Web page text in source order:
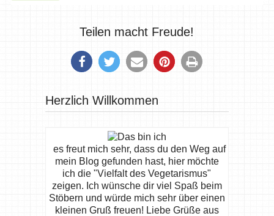
Teilen macht Freude!
Herzlich Willkommen
es freut mich sehr, dass du den Weg auf
mein Blog gefunden hast, hier möchte
ich die "Vielfalt des Vegetarismus"
zeigen. Ich wünsche dir viel Spaß beim
Stöbern und würde mich sehr über einen
kleinen Gruß freuen! Liebe Grüße aus